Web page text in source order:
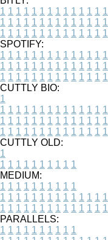
1 1 1 1 1 1 1 1 1 1 1 1 1 1
1 1 1 1 1 1 1 1 1 1 1 1 1 1
1 1 1 1 1 1 1 1 1 1 1 1 1 1
SPOTIFY:
1 1 1 1 1 1 1 1 1 1 1 1 1 1
1 1 1 1 1 1 1 1 1 1 1 1 1 1
1 1 1 1 1 1 1 1 1 1 1 1 1 1
CUTTLY BIO:
1
1 1 1 1 1 1 1 1 1 1 1 1 1 1
1 1 1 1 1 1 1 1 1 1 1 1 1 1
1 1 1 1 1 1 1 1 1 1 1 1 1 1
CUTTLY OLD:
1
1 1 1 1 1 1 1 1 1 1
MEDIUM:
1 1 1 1 1 1 1 1 1 1
1 1 1 1 1 1 1 1 1 1 1 1 1 1
1 1 1 1 1 1 1 1 1 1 1 1 1 1
PARALLELS:
1 1 1 1 1 1 1 1 1 1